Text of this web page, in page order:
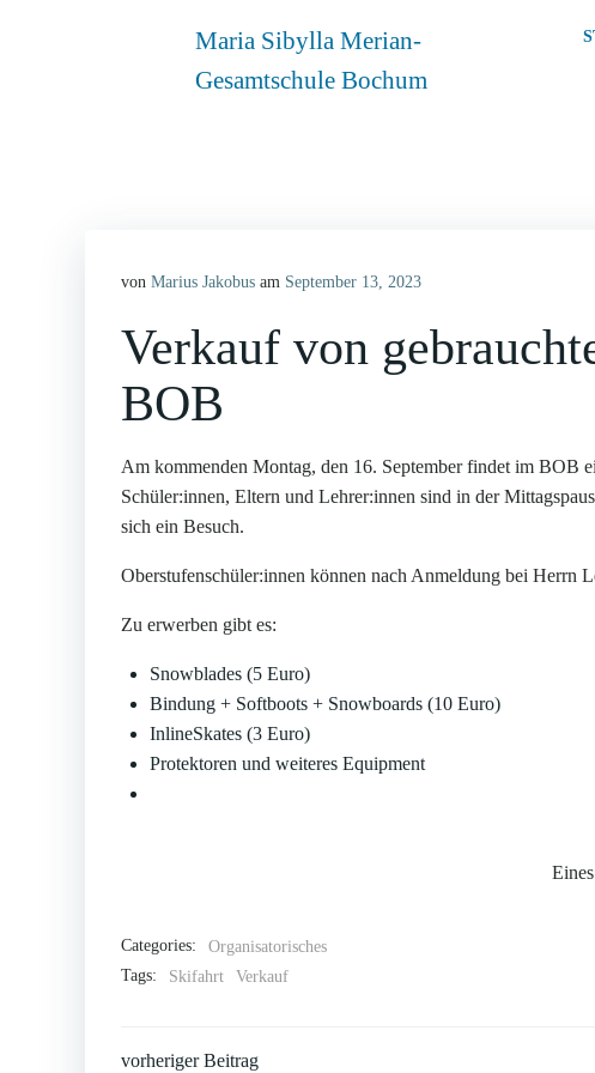
Maria Sibylla Merian-
Gesamtschule Bochum
von Marius Jakobus am September 13, 2023
Verkauf von
BOB
Am kommenden Montag, den 16. September findet im BOB
Schüler:innen, Eltern und Lehrer:innen sind in der
sich ein Besuch.
Oberstufenschüler:innen können nach Anmeldung bei Herrn
Zu erwerben gibt es:
Snowblades (5 Euro)
Bindung + Softboots + Snowboards (10 Euro)
InlineSkates (3 Euro)
Protektoren und weiteres Equipment
Categories:
Organisatorisches
Tags:
Skifahrt Verkauf
vorheriger Beitrag